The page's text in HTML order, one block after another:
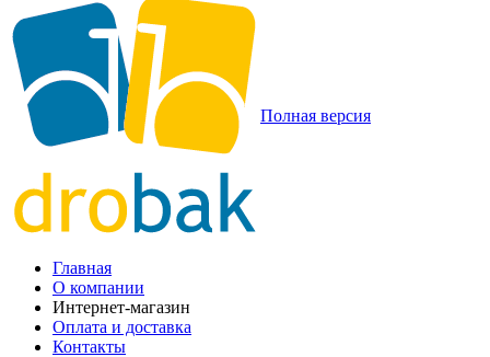
Полная версия
Главная
О компании
Интернет-магазин
Оплата и доставка
Контакты